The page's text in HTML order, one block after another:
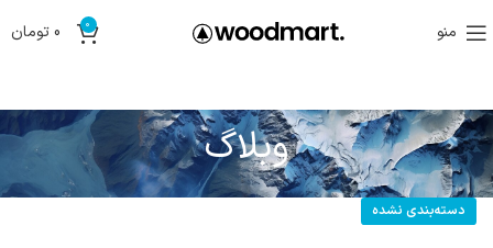
منو 0
0تومان
وبلاگ
دسته‌بندی نشده